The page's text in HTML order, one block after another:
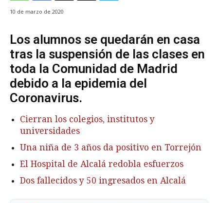
10 de marzo de 2020
Los alumnos se quedarán en casa
tras la suspensión de las clases en
toda la Comunidad de Madrid
debido a la epidemia del
Coronavirus.
Cierran los colegios, institutos y
universidades
Una niña de 3 años da positivo en Torrejón
El Hospital de Alcalá redobla esfuerzos
Dos fallecidos y 50 ingresados en Alcalá